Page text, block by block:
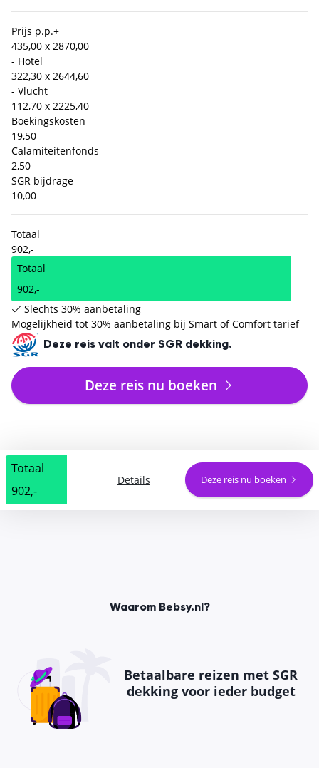
Prijs p.p.+
435,00 x 2870,00
- Hotel
322,30 x 2644,60
- Vlucht
112,70 x 2225,40
Boekingskosten
19,50
Calamiteitenfonds
2,50
SGR bijdrage
10,00
Totaal
902,-
Totaal
902,-
Slechts 30% aanbetaling
Mogelijkheid tot 30% aanbetaling bij Smart of Comfort tarief
Deze reis valt onder SGR dekking.
Deze reis nu boeken
Totaal
902,-
Details Deze reis nu boeken
Waarom Bebsy.nl?
Betaalbare reizen met SGR
dekking voor ieder budget